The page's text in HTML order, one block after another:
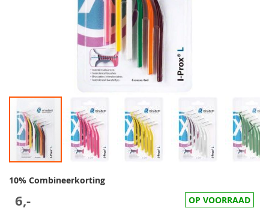
10% Combineerkorting
6,- OP VOORRAAD